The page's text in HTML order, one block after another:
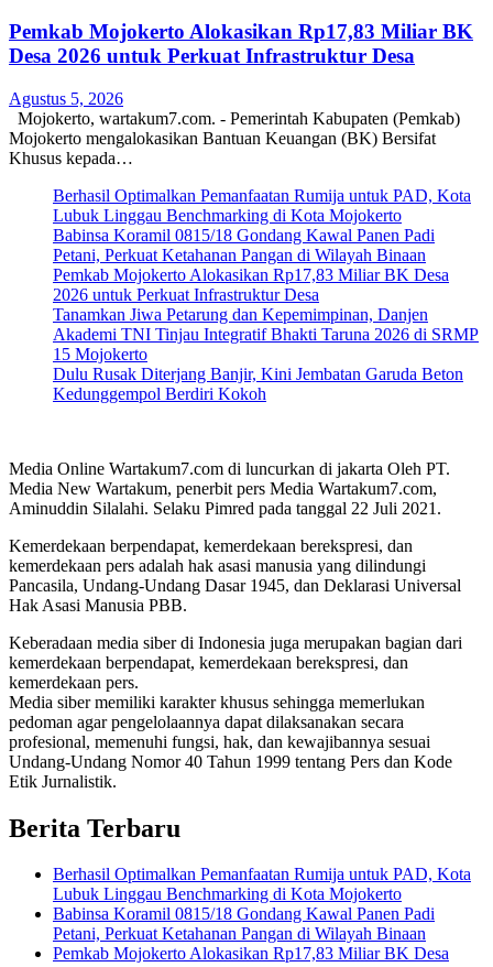
Pemkab Mojokerto Alokasikan Rp17,83 Miliar BK
Desa 2026 untuk Perkuat Infrastruktur Desa
Agustus 5, 2026
Mojokerto, wartakum7.com. - Pemerintah Kabupaten (Pemkab)
Mojokerto mengalokasikan Bantuan Keuangan (BK) Bersifat
Khusus kepada…
Berhasil Optimalkan Pemanfaatan Rumija untuk PAD, Kota
Lubuk Linggau Benchmarking di Kota Mojokerto
Babinsa Koramil 0815/18 Gondang Kawal Panen Padi
Petani, Perkuat Ketahanan Pangan di Wilayah Binaan
Pemkab Mojokerto Alokasikan Rp17,83 Miliar BK Desa
2026 untuk Perkuat Infrastruktur Desa
Tanamkan Jiwa Petarung dan Kepemimpinan, Danjen
Akademi TNI Tinjau Integratif Bhakti Taruna 2026 di SRMP
15 Mojokerto
Dulu Rusak Diterjang Banjir, Kini Jembatan Garuda Beton
Kedunggempol Berdiri Kokoh
Media Online Wartakum7.com di luncurkan di jakarta Oleh PT.
Media New Wartakum, penerbit pers Media Wartakum7.com,
Aminuddin Silalahi. Selaku Pimred pada tanggal 22 Juli 2021.
Kemerdekaan berpendapat, kemerdekaan berekspresi, dan
kemerdekaan pers adalah hak asasi manusia yang dilindungi
Pancasila, Undang-Undang Dasar 1945, dan Deklarasi Universal
Hak Asasi Manusia PBB.
Keberadaan media siber di Indonesia juga merupakan bagian dari
kemerdekaan berpendapat, kemerdekaan berekspresi, dan
kemerdekaan pers.
Media siber memiliki karakter khusus sehingga memerlukan
pedoman agar pengelolaannya dapat dilaksanakan secara
profesional, memenuhi fungsi, hak, dan kewajibannya sesuai
Undang-Undang Nomor 40 Tahun 1999 tentang Pers dan Kode
Etik Jurnalistik.
Berita Terbaru
Berhasil Optimalkan Pemanfaatan Rumija untuk PAD, Kota
Lubuk Linggau Benchmarking di Kota Mojokerto
Babinsa Koramil 0815/18 Gondang Kawal Panen Padi
Petani, Perkuat Ketahanan Pangan di Wilayah Binaan
Pemkab Mojokerto Alokasikan Rp17,83 Miliar BK Desa